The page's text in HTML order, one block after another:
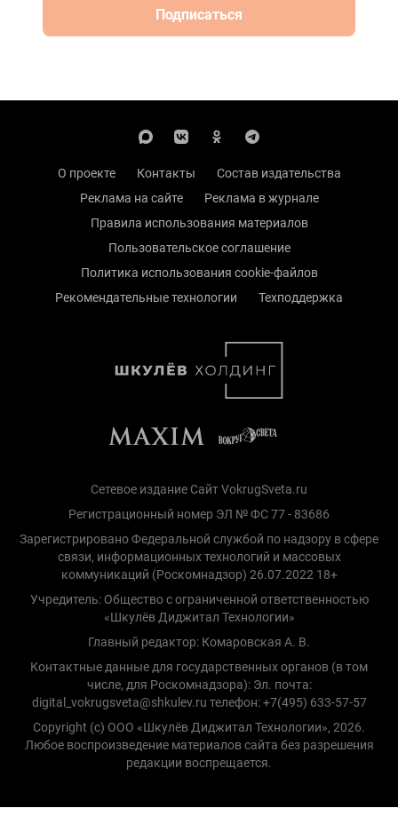
Подписаться
О проекте Контакты
Состав издательства
Реклама на сайте
Реклама в журнале
Правила использования материалов
Пользовательское соглашение
Политика использования cookie-файлов
Рекомендательные технологии
Техподдержка
Сетевое издание Сайт VokrugSveta.ru
Регистрационный номер ЭЛ № ФС 77 - 83686
Зарегистрировано Федеральной службой по надзору в сфере
связи, информационных технологий и массовых
коммуникаций (Роскомнадзор) 26.07.2022 18+
Учредитель: Общество с ограниченной ответственностью
«Шкулёв Диджитал Технологии»
Главный редактор: Комаровская А. В.
Контактные данные для государственных органов (в том
числе, для Роскомнадзора): Эл. почта:
digital_vokrugsveta@shkulev.ru телефон: +7(495) 633-57-57
Copyright (с) ООО «Шкулёв Диджитал Технологии», 2026.
Любое воспроизведение материалов сайта без разрешения
редакции воспрещается.